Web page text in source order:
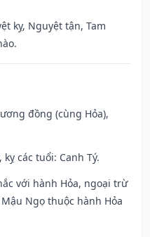
kỵ, Nguyệt tận, Tam
đồng (cùng Hỏa),
các tuổi: Canh Tý.
với hành Hỏa, ngoại trừ
Ngọ thuộc hành Hỏa